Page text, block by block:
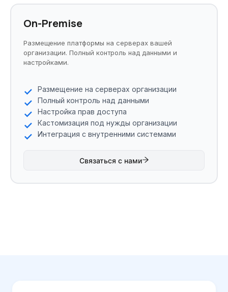
On-Premise
Размещение платформы на серверах вашей
организации. Полный контроль над данными и
настройками.
Размещение на серверах организации
Полный контроль над данными
Настройка прав доступа
Кастомизация под нужды организации
Интеграция с внутренними системами
Связаться с нами